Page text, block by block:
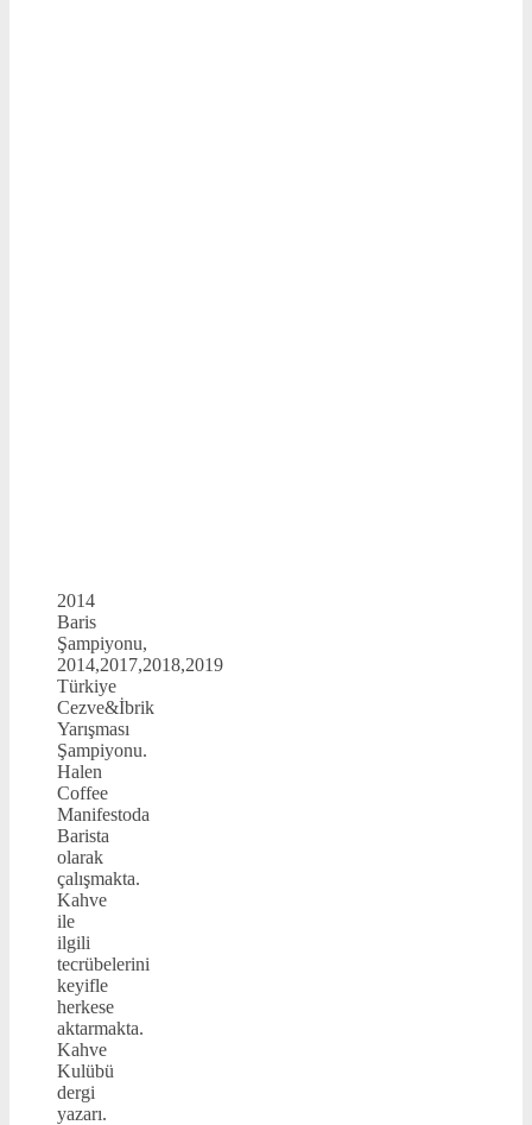
2014
Baris
Şampiyonu,
2014,2017,2018,2019
Türkiye
Cezve&İbrik
Yarışması
Şampiyonu.
Halen
Coffee
Manifestoda
Barista
olarak
çalışmakta.
Kahve
ile
ilgili
tecrübelerini
keyifle
herkese
aktarmakta.
Kahve
Kulübü
dergi
yazarı.